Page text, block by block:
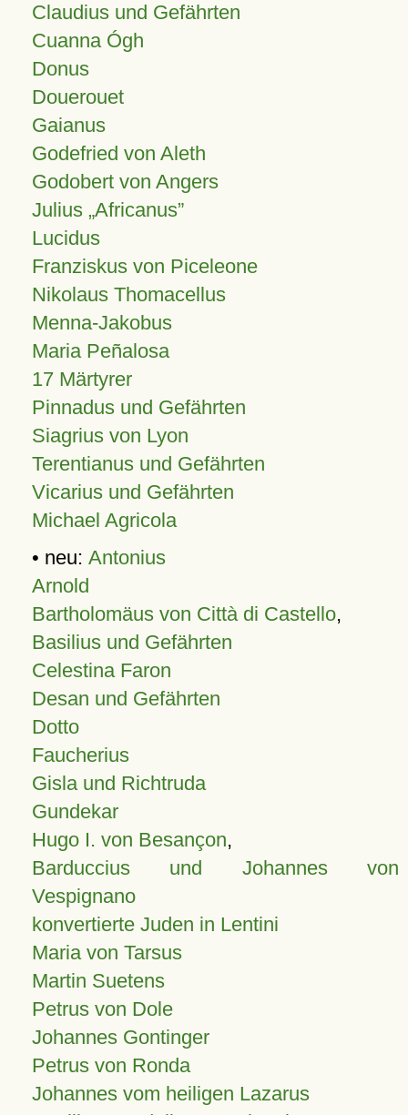
Claudius und Gefährten
Cuanna Ógh
Donus
Douerouet
Gaianus
Godefried von Aleth
Godobert von Angers
Julius Africanus
Lucidus
Franziskus von Piceleone
Nikolaus Thomacellus
Menna-Jakobus
Maria Peñalosa
17 Märtyrer
Pinnadus und Gefährten
Siagrius von Lyon
Terentianus und Gefährten
Vicarius und Gefährten
Michael Agricola
• neu: Antonius
Arnold
Bartholomäus von Città di Castello,
Basilius und Gefährten
Celestina Faron
Desan und Gefährten
Dotto
Faucherius
Gisla und Richtruda
Gundekar
Hugo I. von Besançon,
Barduccius und Johannes von
Vespignano
konvertierte Juden in Lentini
Maria von Tarsus
Martin Suetens
Petrus von Dole
Johannes Gontinger
Petrus von Ronda
Johannes vom heiligen Lazarus